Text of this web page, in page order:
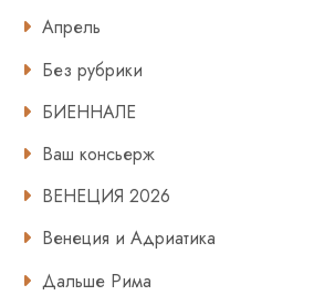
Апрель
Без рубрики
БИЕННАЛЕ
Ваш консьерж
ВЕНЕЦИЯ 2026
Венеция и Адриатика
Дальше Рима